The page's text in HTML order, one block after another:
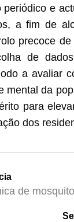
periódico e
a fim de
precoce
de
a avaliar
mental da
para
dos
de